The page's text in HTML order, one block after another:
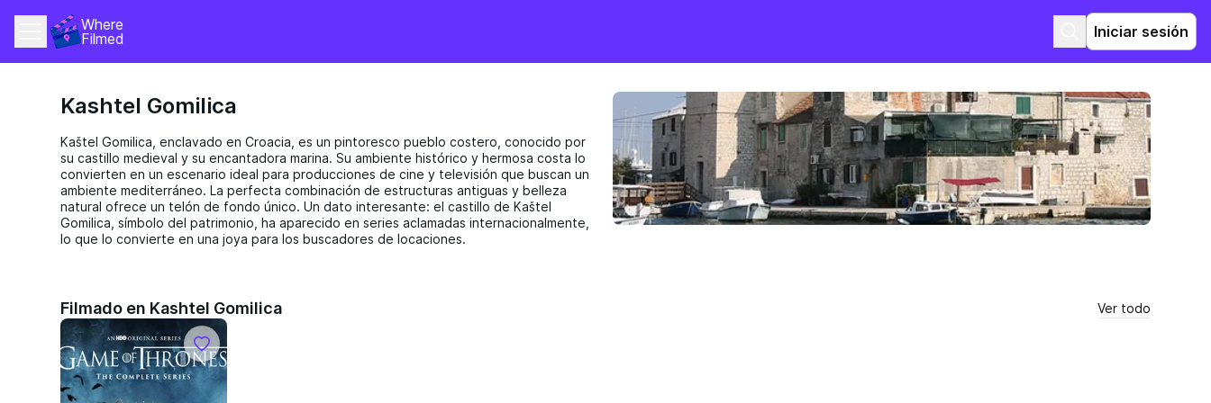
Where
Filmed
Iniciar sesión
Kashtel Gomilica
Kaštel Gomilica, enclavado en Croacia, es un pintoresco pueblo costero, conocido por
su castillo medieval y su encantadora marina. Su ambiente histórico y hermosa costa lo
convierten en un escenario ideal para producciones de cine y televisión que buscan un
ambiente mediterráneo. La perfecta combinación de estructuras antiguas y belleza
natural ofrece un telón de fondo único. Un dato interesante: el castillo de Kaštel
Gomilica, símbolo del patrimonio, ha aparecido en series aclamadas internacionalmente,
lo que lo convierte en una joya para los buscadores de locaciones.
Filmado en Kashtel Gomilica Ver todo